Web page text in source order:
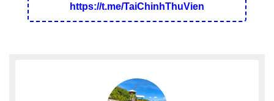
https://t.me/TaiChinhThuVien